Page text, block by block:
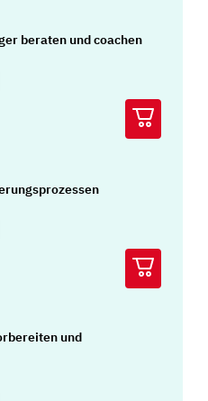
beraten und coachen
und